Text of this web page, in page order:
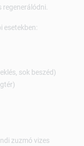
esetekben:
sok beszéd)
zuzmó vizes